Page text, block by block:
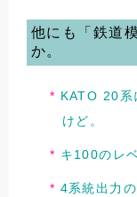
他にも「鉄道
か。
KATO 20
けど。
キ100のレ
4系統出力